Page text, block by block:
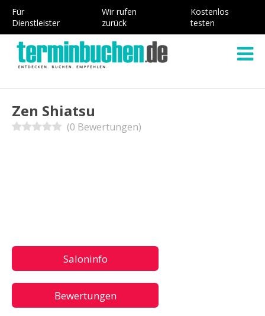
Für
Dienstleister
Wir rufen
zurück
Kostenlos
testen
Zen Shiatsu
(0 Bewertungen)
Saloninfo
Bewertungen